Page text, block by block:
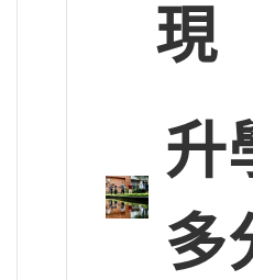
現
升
多